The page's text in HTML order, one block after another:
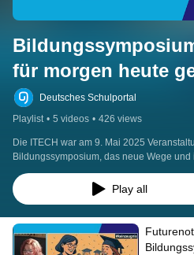
für morgen heute
Deutsches Schulportal
Playlist • 5 videos • 426 views
Die ITECH war am 9. Mai 2025
Bildungssymposium, das neue Wege und
Bildung von morgen in den Mittelpunkt
für morgen heute gestalten“ sind
von Stiftungen, Initiativen sowie
Play all